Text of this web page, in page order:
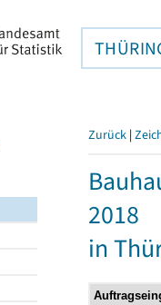
Zurück |
2018
in